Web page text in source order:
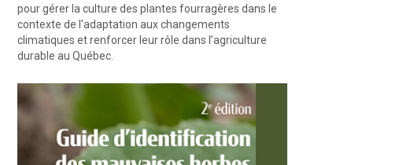
pour gérer la culture des plantes fourragères dans le
contexte de l'adaptation aux changements
climatiques et renforcer leur rôle dans l’agriculture
durable au Québec.